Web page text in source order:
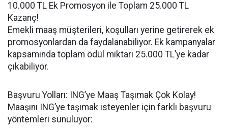
10.000 TL Ek Promosyon ile Toplam 25.000 TL
Kazanç!
Emekli maaş müşterileri, koşulları yerine getirerek ek
promosyonlardan da faydalanabiliyor. Ek kampanyalar
kapsamında toplam ödül miktarı 25.000 TL’ye kadar
çıkabiliyor.
Başvuru Yolları: ING’ye Maaş Taşımak Çok Kolay!
Maaşını ING’ye taşımak isteyenler için farklı başvuru
yöntemleri sunuluyor: